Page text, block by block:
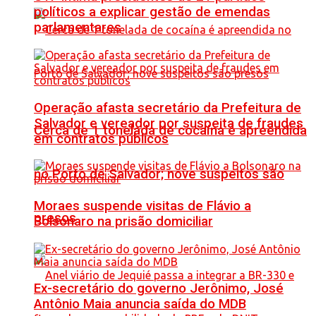
Cerca de 1 tonelada de cocaína é apreendida
no Porto de Salvador; nove suspeitos são
presos
políticos a explicar gestão de emendas
parlamentares
Operação afasta secretário da Prefeitura de
Salvador e vereador por suspeita de fraudes
em contratos públicos
Moraes suspende visitas de Flávio a
Bolsonaro na prisão domiciliar
Ex-secretário do governo Jerônimo, José
Antônio Maia anuncia saída do MDB